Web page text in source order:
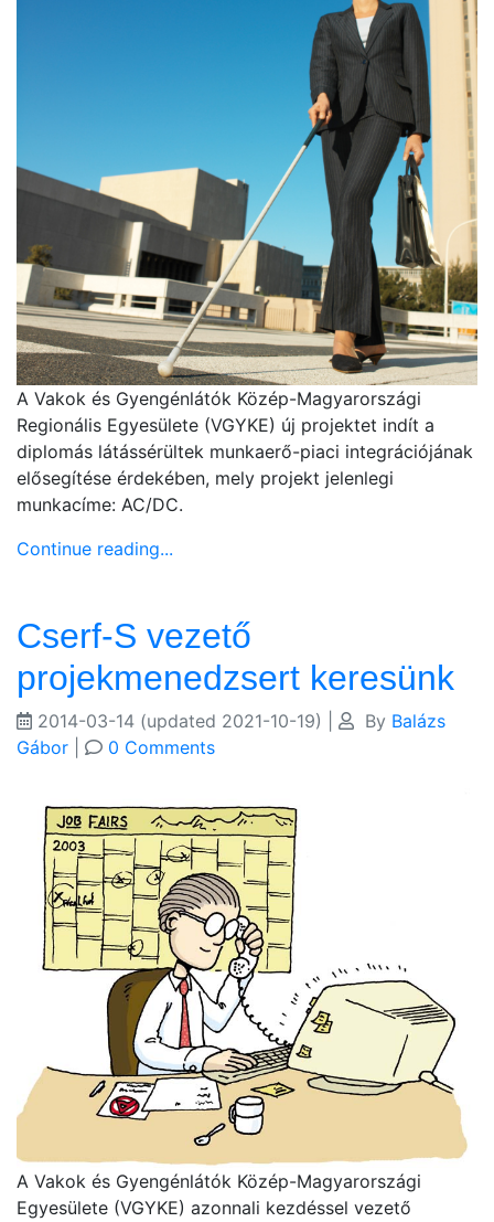
A Vakok és Gyengénlátók Közép-Magyarországi
Regionális Egyesülete (VGYKE) új projektet indít a
diplomás látássérültek munkaerő-piaci integrációjának
elősegítése érdekében, mely projekt jelenlegi
munkacíme: AC/DC.
Continue reading...
Cserf-S vezető
projekmenedzsert keresünk
2014-03-14 (updated 2021-10-19) By Balázs
Gábor
0 Comments
A Vakok és Gyengénlátók Közép-Magyarországi
Egyesülete (VGYKE) azonnali kezdéssel vezető